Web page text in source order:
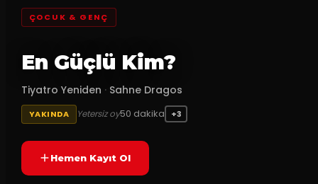
ÇOCUK & GENÇ
En Güçlü Kim?
Tiyatro Yeniden · Sahne Dragos
YAKINDA Yetersiz oy50 dakika +3
Hemen Kayıt Ol